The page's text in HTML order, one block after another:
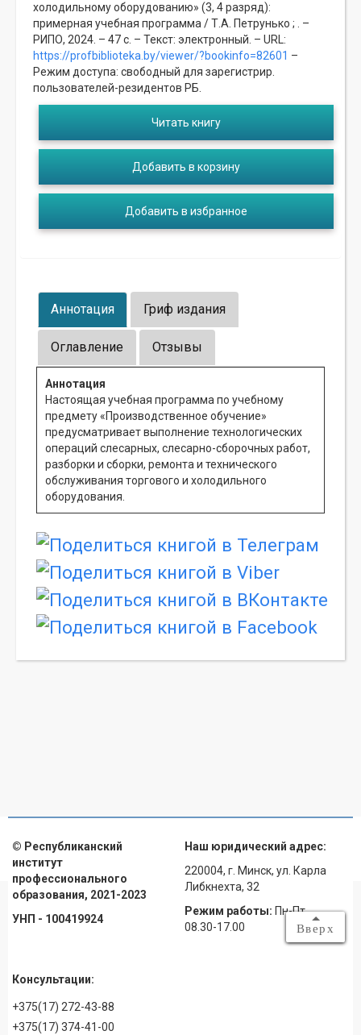
холодильному оборудованию» (3, 4 разряд):
примерная учебная программа / Т.А. Петрунько ; . –
РИПО, 2024. – 47 с. – Текст: электронный. – URL:
https://profbiblioteka.by/viewer/?bookinfo=82601 –
Режим доступа: свободный для зарегистрир.
пользователей-резидентов РБ.
Читать книгу
Добавить в корзину
Добавить в избранное
Аннотация Гриф издания
Оглавление Отзывы
Аннотация
Настоящая учебная программа по учебному
предмету «Производственное обучение»
предусматривает выполнение технологических
операций слесарных, слесарно-сборочных работ,
разборки и сборки, ремонта и технического
обслуживания торгового и холодильного
оборудования.
Вверх
© Республиканский
институт
профессионального
образования, 2021-2023
УНП - 100419924
Наш юридический адрес:
220004, г. Минск, ул. Карла
Либкнехта, 32
Режим работы: Пн-Пт
08.30-17.00
Консультации:
+375(17) 272-43-88
+375(17) 374-41-00